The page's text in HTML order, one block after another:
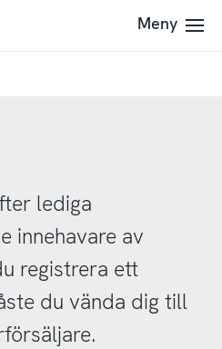
Meny
lediga
innehavare av
registrera ett
du vända dig till